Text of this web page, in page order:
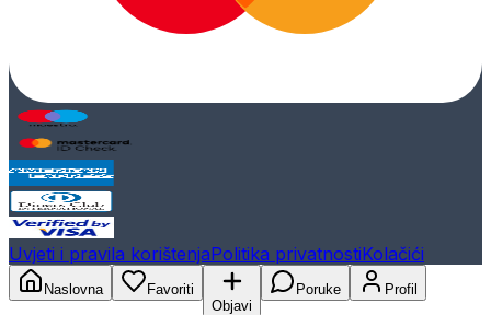
Uvjeti i pravila korištenjaPolitika privatnostiKolačići
Naslovna
Favoriti
Objavi
Poruke Profil